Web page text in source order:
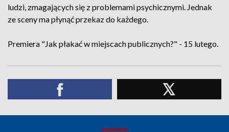
ludzi, zmagających się z problemami psychicznymi. Jednak
ze sceny ma płynąć przekaz do każdego.
Premiera "Jak płakać w miejscach publicznych?" - 15 lutego.